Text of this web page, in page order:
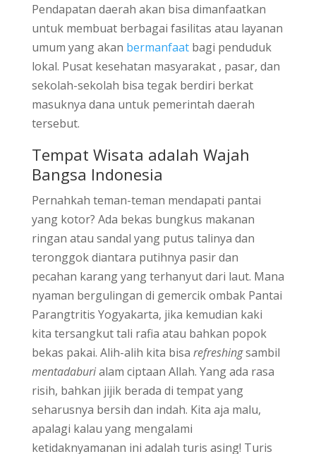
Pendapatan daerah akan bisa dimanfaatkan
untuk membuat berbagai fasilitas atau layanan
umum yang akan bermanfaatbagi penduduk
lokal. Pusat kesehatan masyarakat , pasar, dan
sekolah-sekolah bisa tegak berdiri berkat
masuknya dana untuk pemerintah daerah
tersebut.
Tempat Wisata adalah Wajah
Bangsa Indonesia
Pernahkah teman-teman mendapati pantai
yang kotor? Ada bekas bungkus makanan
ringan atau sandal yang putus talinya dan
teronggok diantara putihnya pasir dan
pecahan karang yang terhanyut dari laut. Mana
nyaman bergulingan di gemercik ombak Pantai
Parangtritis Yogyakarta, jika kemudian kaki
kita tersangkut tali rafia atau bahkan popok
bekas pakai. Alih-alih kita bisa refreshingsambil
mentadaburialam ciptaan Allah. Yang ada rasa
risih, bahkan jijik berada di tempat yang
seharusnya bersih dan indah. Kita aja malu,
apalagi kalau yang mengalami
ketidaknyamanan ini adalah turis asing! Turis